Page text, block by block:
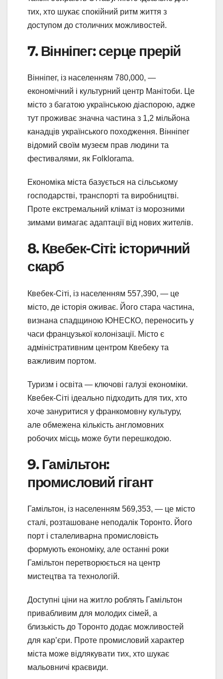
тих, хто шукає спокійний ритм життя з
доступом до столичних можливостей.
7. Вінніпег: серце прерій
Вінніпег, із населенням 780,000, —
економічний і культурний центр Манітоби. Це
місто з багатою українською діаспорою, адже
тут проживає значна частина з 1,2 мільйона
канадців українського походження. Вінніпег
відомий своїм музеєм прав людини та
фестивалями, як Folklorama.
Економіка міста базується на сільському
господарстві, транспорті та виробництві.
Проте екстремальний клімат із морозними
зимами вимагає адаптації від нових жителів.
8. Квебек-Сіті: історичний
скарб
Квебек-Сіті, із населенням 557,390, — це
місто, де історія оживає. Його стара частина,
визнана спадщиною ЮНЕСКО, переносить у
часи французької колонізації. Місто є
адміністративним центром Квебеку та
важливим портом.
Туризм і освіта — ключові галузі економіки.
Квебек-Сіті ідеально підходить для тих, хто
хоче зануритися у франкомовну культуру,
але обмежена кількість англомовних
робочих місць може бути перешкодою.
9. Гамільтон:
промисловий гігант
Гамільтон, із населенням 569,353, — це місто
сталі, розташоване неподалік Торонто. Його
порт і сталеливарна промисловість
формують економіку, але останні роки
Гамільтон перетворюється на центр
мистецтва та технологій.
Доступні ціни на житло роблять Гамільтон
привабливим для молодих сімей, а
близькість до Торонто додає можливостей
для кар’єри. Проте промисловий характер
міста може відлякувати тих, хто шукає
мальовничі краєвиди.